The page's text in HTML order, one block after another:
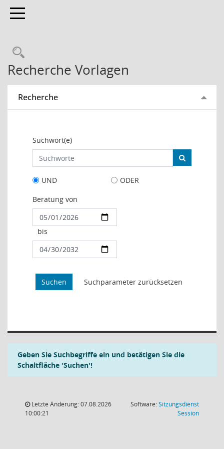
Toggle navigation
Rechercheauswahl
Recherche Vorlagen
Recherche
Suchwort(e)
UND
ODER
Beratung von
bis
Geben Sie Suchbegriffe ein und betätigen Sie die
Schaltfläche 'Suchen'!
Letzte Änderung: 07.08.2026
10:00:21
Software:Sitzungsdienst
Session(Wird in